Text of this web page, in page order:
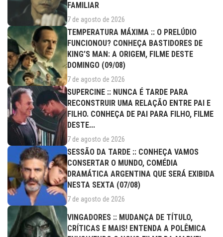
FAMILIAR
7 de agosto de 2026
TEMPERATURA MÁXIMA :: O PRELÚDIO
FUNCIONOU? CONHEÇA BASTIDORES DE
KING’S MAN: A ORIGEM, FILME DESTE
DOMINGO (09/08)
7 de agosto de 2026
SUPERCINE :: NUNCA É TARDE PARA
RECONSTRUIR UMA RELAÇÃO ENTRE PAI E
FILHO. CONHEÇA DE PAI PARA FILHO, FILME
DESTE...
7 de agosto de 2026
SESSÃO DA TARDE :: CONHEÇA VAMOS
CONSERTAR O MUNDO, COMÉDIA
DRAMÁTICA ARGENTINA QUE SERÁ EXIBIDA
NESTA SEXTA (07/08)
7 de agosto de 2026
VINGADORES :: MUDANÇA DE TÍTULO,
CRÍTICAS E MAIS! ENTENDA A POLÊMICA